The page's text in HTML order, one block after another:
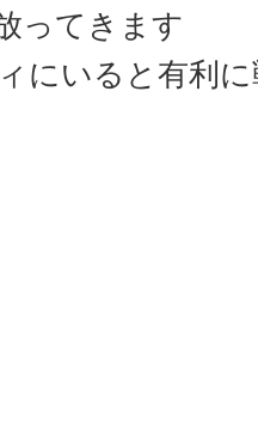
ってきます
にいると有利